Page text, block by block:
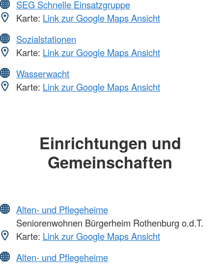
SEG Schnelle Einsatzgruppe
Karte: Link zur Google Maps Ansicht
Sozialstationen
Karte: Link zur Google Maps Ansicht
Wasserwacht
Karte: Link zur Google Maps Ansicht
Einrichtungen und
Gemeinschaften
Alten- und Pflegeheime
Seniorenwohnen Bürgerheim Rothenburg o.d.T.
Karte: Link zur Google Maps Ansicht
Alten- und Pflegeheime